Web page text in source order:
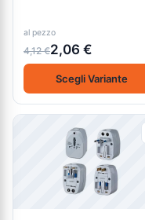
al pezzo
4,12 €2,06 €
Scegli Variante